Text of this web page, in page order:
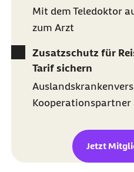
Mit dem Teledoktor
zum Arzt
Zusatzschutz für
Tarif sichern
Kooperationspartner
Jetzt